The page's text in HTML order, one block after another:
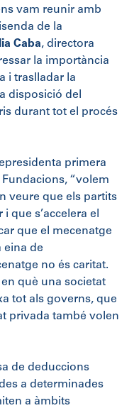
vam reunir amb
de la
Caba, directora
la importància
i traslladar la
disposició del
durant tot el procés
primera
“volem
veure que els partits
que s’accelera el
que el mecenatge
eina de
no és caritat.
què una societat
tot als governs, que
privada també volen
de deduccions
a determinades
a àmbits